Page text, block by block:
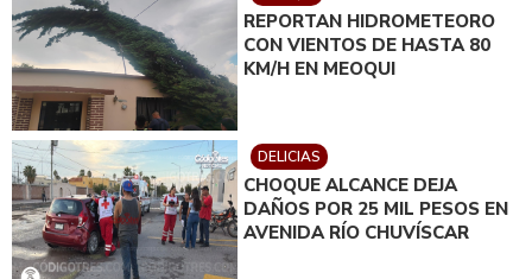
REPORTAN HIDROMETEORO
CON VIENTOS DE HASTA 80
KM/H EN MEOQUI
DELICIAS
CHOQUE ALCANCE DEJA
DAÑOS POR 25 MIL PESOS EN
AVENIDA RÍO CHUVÍSCAR